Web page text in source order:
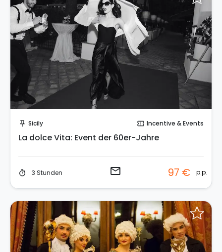
push_pin Sicily confirmation_number Incentive & Events
La dolce Vita: Event der 60er-Jahre
timer 3 Stunden email 97 € p.p.